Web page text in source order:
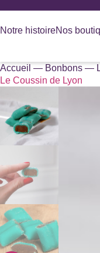
Notre histoireNos
Accueil — Bonbons —
Le Coussin de Lyon